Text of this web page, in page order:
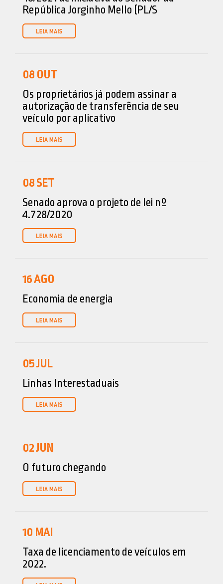
República Jorginho Mello (PL/S
08 OUT
Os proprietários já podem assinar a
autorização de transferência de seu
veículo por aplicativo
08SET
Senado aprova o projeto de lei nº
4.728/2020
16AGO
Economia de energia
05JUL
Linhas Interestaduais
02JUN
O futuro chegando
10 MAI
Taxa de licenciamento de veículos em
2022.